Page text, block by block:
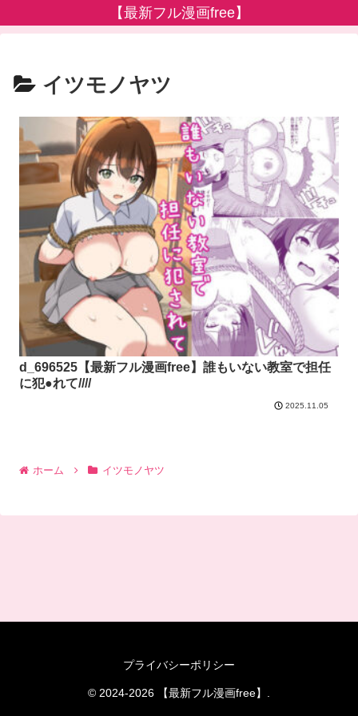
【最新フル漫画free】
イツモノヤツ
d_696525【最新フル漫画free】誰もいない教室で担任
に犯●れて////
2025.11.05
ホーム イツモノヤツ
プライバシーポリシー
© 2024-2026 【最新フル漫画free】.